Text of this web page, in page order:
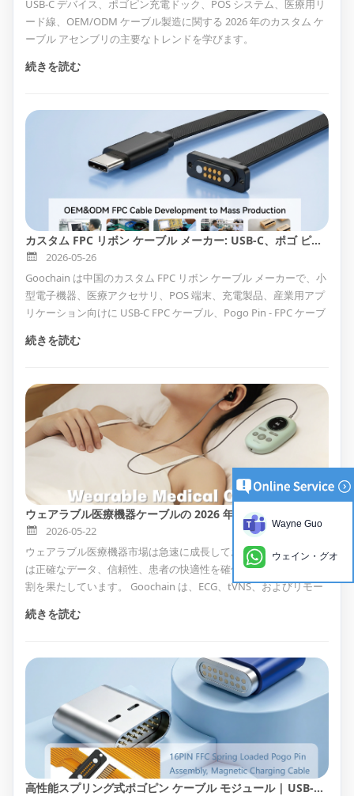
USB-C デバイス、ポゴピン充電ドック、POS システム、医療用リ
ード線、OEM/ODM ケーブル製造に関する 2026 年のカスタム ケ
ーブル アセンブリの主要なトレンドを学びます。
続きを読む
カスタム FPC リボン ケーブル メーカー: USB-C、ポゴ ピン、FFC ケーブル アセンブリ
2026-05-26
Goochain は中国のカスタム FPC リボン ケーブル メーカーで、小
型電子機器、医療アクセサリ、POS 端末、充電製品、産業用アプ
リケーション向けに USB-C FPC ケーブル、Pogo Pin - FPC ケーブ
よび OEM/ODM ケーブル アセンブリ ソリューションを提供して
続きを読む
2026-05-22
ウェアラブル医療機器市場は急速に成長しており、医療ケーブル
は正確なデータ、信頼性、患者の快適性を確保する上で重要な役
割を果たしています。 Goochain は、ECG、tVNS、およびリモー
OEM/ODM ケーブル ソリューションを提供します。
続きを読む
高性能スプリング式ポゴピン ケーブル モジュール | USB-C、16PIN、磁気およびフルカスタム OEM/ODM ソリューション
Wayne Guo
ウェイン・グオ